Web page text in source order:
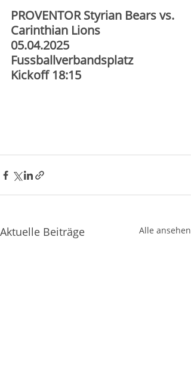
PROVENTOR Styrian Bears vs.
Carinthian Lions
05.04.2025
Fussballverbandsplatz
Kickoff 18:15
Aktuelle Beiträge Alle ansehen